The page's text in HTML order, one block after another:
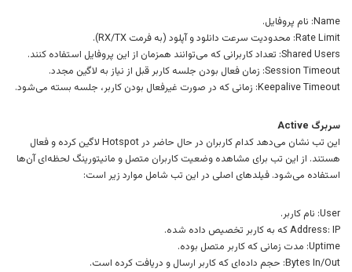
Name: نام پروفایل.
Rate Limit: محدودیت سرعت دانلود و آپلود (به فرمت RX/TX).
Shared Users: تعداد کاربرانی که می‌توانند همزمان از این پروفایل استفاده کنند.
Session Timeout: زمان فعال بودن جلسه کاربر قبل از نیاز به لاگین مجدد.
Keepalive Timeout: زمانی که در صورت غیرفعال بودن کاربر، جلسه بسته می‌شود.
سربرگ Active
این تب نشان می‌دهد کدام کاربران در حال حاضر در Hotspot لاگین کرده و فعال
هستند. از این تب برای مشاهده وضعیت کاربران متصل و مانیتورینگ لحظه‌ای آن‌ها
استفاده می‌شود. فیلدهای اصلی در این تب شامل موارد زیر است:
User: نام کاربر.
Address: IP که به کاربر تخصیص داده شده.
Uptime: مدت زمانی که کاربر متصل بوده.
Bytes In/Out: حجم داده‌ای که کاربر ارسال و دریافت کرده است.